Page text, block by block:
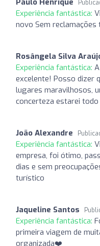
Experiência fantástica:
novo Sem reclamações
Rosângela Silva
Experiência fantástica:
excelente! Posso dizer
lugares maravilhosos,
concerteza estarei todo
João Alexandre
Experiência fantástica:
empresa, foi ótimo,
dias e sem
turístico
Jaqueline Santos
Experiência fantástica:
primeira viagem de
organizada❤️